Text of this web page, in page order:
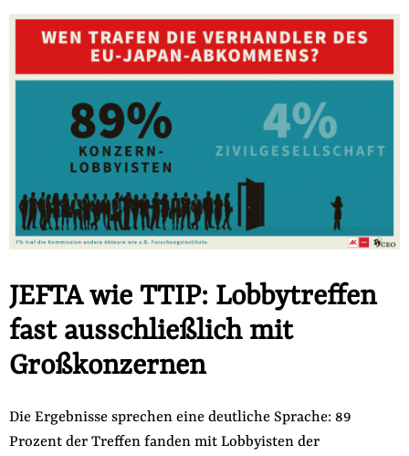
JEFTA wie TTIP: Lobbytreffen
fast ausschließlich mit
Großkonzernen
Die Ergebnisse sprechen eine deutliche Sprache: 89
Prozent der Treffen fanden mit Lobbyisten der